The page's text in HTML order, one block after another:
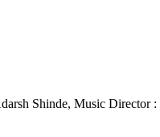
Shinde, Music